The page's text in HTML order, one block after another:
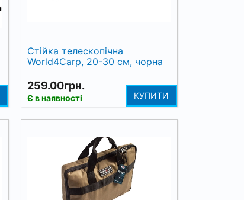
Стійка телескопічна
World4Carp, 20-30 см, чорна
259.00грн.
Є в наявності КУПИТИ